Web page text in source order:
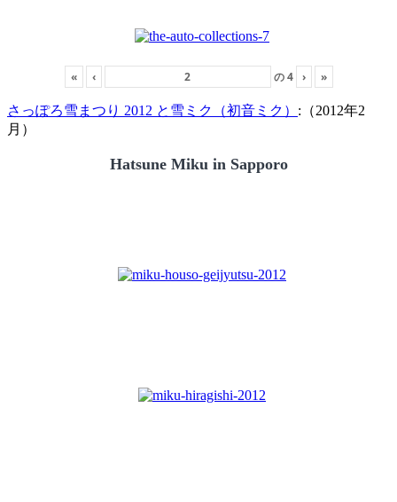
« ‹ の4 › »
さっぽろ雪まつり 2012 と雪ミク（初音ミク） :（2012年2
月）
Hatsune Miku in Sapporo